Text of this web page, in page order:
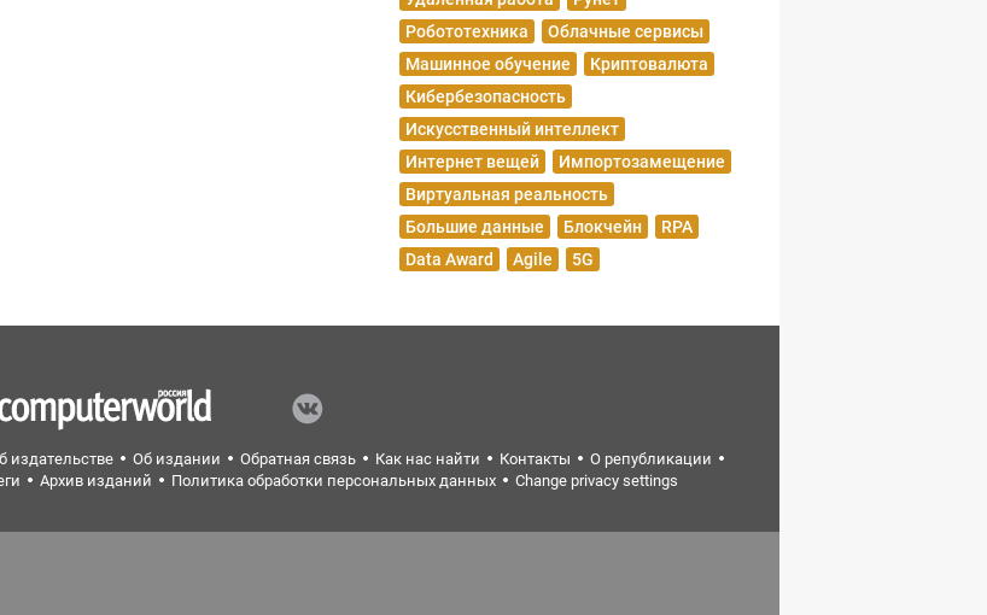
Робототехника
Облачные сервисы
Машинное обучение
Криптовалюта
Кибербезопасность
Искусственный интеллект
Интернет вещей
Импортозамещение
Виртуальная реальность
Большие данные
Блокчейн
RPA
Data Award
Agile 5G
издательстве Об издании Обратная связь Как нас найти Контакты
О републикации
Архив изданий Политика обработки персональных данных Change privacy settings